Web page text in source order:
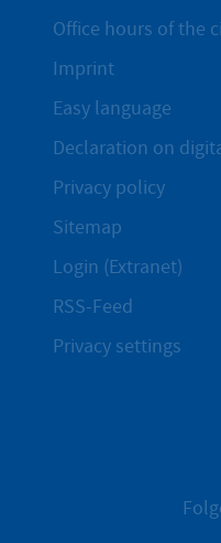
Office hours of the
Imprint
Easy language
Declaration on
Privacy policy
Sitemap
Login (Extranet)
RSS-Feed
Privacy settings